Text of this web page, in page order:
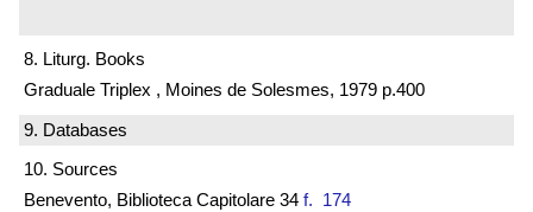
8. Liturg. Books
Graduale Triplex , Moines de Solesmes, 1979 p.400
9. Databases
10. Sources
Benevento, Biblioteca Capitolare 34 f. 174